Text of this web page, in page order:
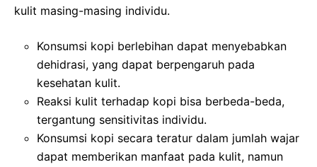
kulit masing-masing individu.
Konsumsi kopi berlebihan dapat menyebabkan
dehidrasi, yang dapat berpengaruh pada
kesehatan kulit.
Reaksi kulit terhadap kopi bisa berbeda-beda,
tergantung sensitivitas individu.
Konsumsi kopi secara teratur dalam jumlah wajar
dapat memberikan manfaat pada kulit, namun